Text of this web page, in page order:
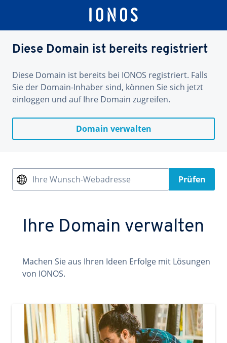
Diese Domain ist bereits registriert
Diese Domain ist bereits bei IONOS registriert. Falls
Sie der Domain-Inhaber sind, können Sie sich jetzt
einloggen und auf Ihre Domain zugreifen.
Domain verwalten
Ihre Wunsch-Webadresse Prüfen
Ihre Domain verwalten
Machen Sie aus Ihren Ideen Erfolge mit Lösungen
von IONOS.